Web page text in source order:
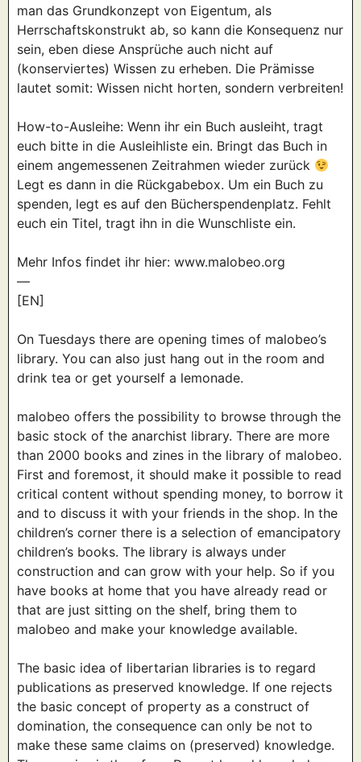
man das Grundkonzept von Eigentum, als
Herrschaftskonstrukt ab, so kann die Konsequenz nur
sein, eben diese Ansprüche auch nicht auf
(konserviertes) Wissen zu erheben. Die Prämisse
lautet somit: Wissen nicht horten, sondern verbreiten!
How-to-Ausleihe: Wenn ihr ein Buch ausleiht, tragt
euch bitte in die Ausleihliste ein. Bringt das Buch in
einem angemessenen Zeitrahmen wieder zurück
Legt es dann in die Rückgabebox. Um ein Buch zu
spenden, legt es auf den Bücherspendenplatz. Fehlt
euch ein Titel, tragt ihn in die Wunschliste ein.
Mehr Infos findet ihr hier: www.malobeo.org
—
[EN]
On Tuesdays there are opening times of malobeo’s
library. You can also just hang out in the room and
drink tea or get yourself a lemonade.
malobeo offers the possibility to browse through the
basic stock of the anarchist library. There are more
than 2000 books and zines in the library of malobeo.
First and foremost, it should make it possible to read
critical content without spending money, to borrow it
and to discuss it with your friends in the shop. In the
children’s corner there is a selection of emancipatory
children’s books. The library is always under
construction and can grow with your help. So if you
have books at home that you have already read or
that are just sitting on the shelf, bring them to
malobeo and make your knowledge available.
The basic idea of libertarian libraries is to regard
publications as preserved knowledge. If one rejects
the basic concept of property as a construct of
domination, the consequence can only be not to
make these same claims on (preserved) knowledge.